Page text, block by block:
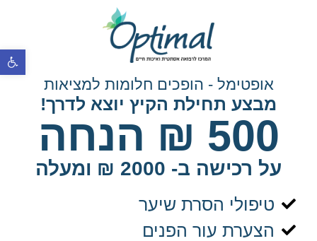
פתח
אופטימל - הופכים חלומות למציאות
מבצע תחילת הקיץ יוצא לדרך!
500 ₪ הנחה
על רכישה ב- 2000 ₪ ומעלה
טיפולי הסרת שיער
הצערת עור הפנים